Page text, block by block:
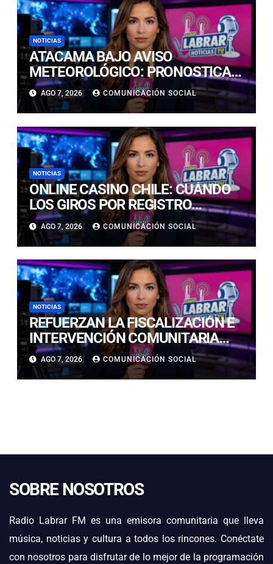
NOTICIAS
ATACAMA BAJO AVISO
METEOROLÓGICO: PRONOSTICAN
LLUVIAS E ISOTERMA CERO ALTA
EN PRECORDILLERA Y
CORDILLERA
AGO 7, 2026 COMUNICACIÓN SOCIAL
NOTICIAS
ONLINE CASINO CHILE: CUÁNDO
LOS GIROS POR REGISTRO
REALMENTE SIRVEN
AGO 7, 2026 COMUNICACIÓN SOCIAL
NOTICIAS
REFUERZAN LA FISCALIZACIÓN E
INTERVENCIÓN COMUNITARIA
CON OPERATIVO CONJUNTO EN
CALDERA
AGO 7, 2026 COMUNICACIÓN SOCIAL
SOBRE NOSOTROS
Radio Labrar FM es una emisora comunitaria que lleva
música, noticias y cultura a todos los rincones. Conéctate
con nosotros para disfrutar de lo mejor de la programación